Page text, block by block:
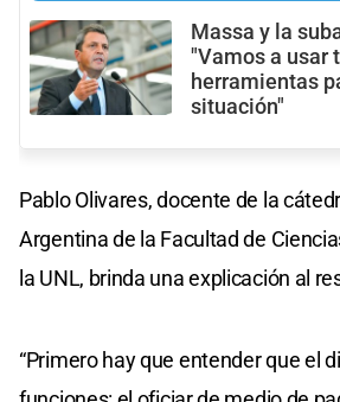
Massa y la
"Vamos a usar
herramientas
situación"
Pablo Olivares, docente de la
Argentina de la Facultad de
la UNL, brinda una explicación al
“Primero hay que entender que el